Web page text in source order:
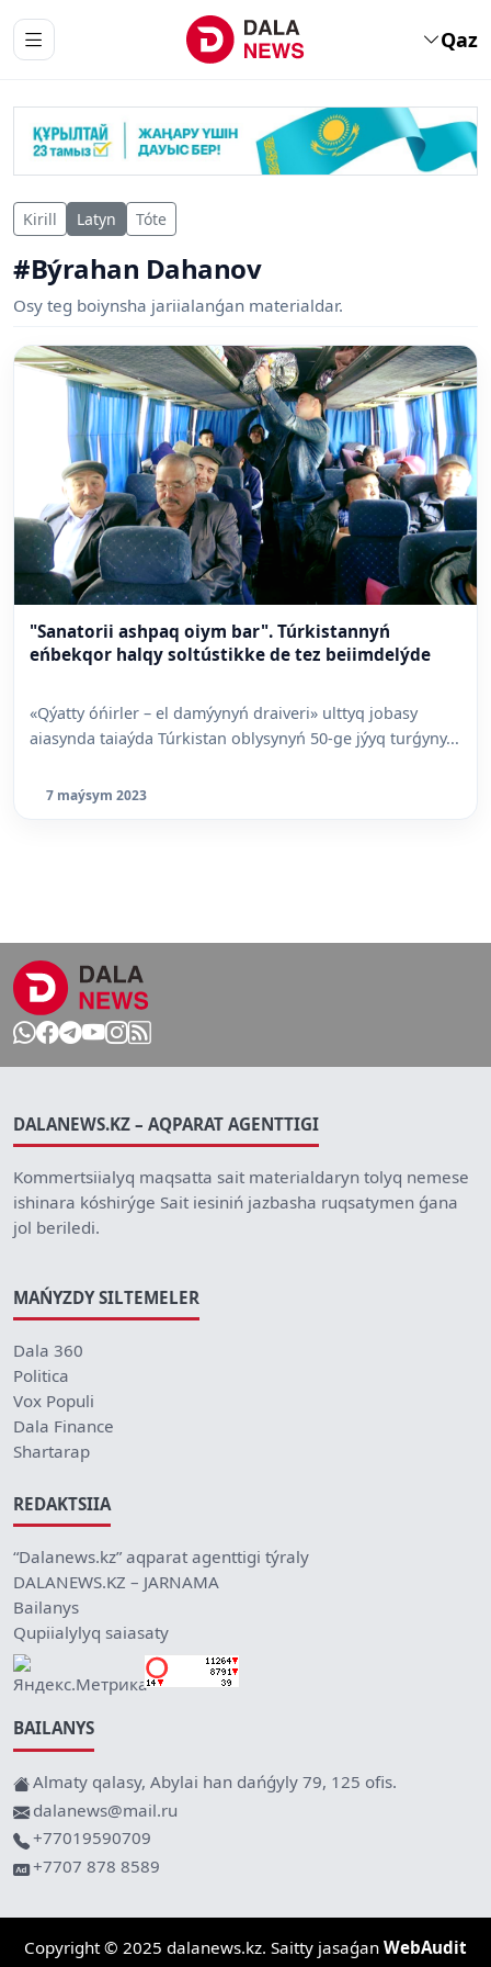
Qaz
Kirill Latyn Tóte
#Býrahan Dahanov
Osy teg boiynsha jariialanǵan materialdar.
"Sanatorii ashpaq oiym bar". Túrkistannyń
eńbekqor halqy soltústikke de tez beiimdelýde
«Qýatty óńirler – el damýynyń draiveri» ulttyq jobasy
aiasynda taiaýda Túrkistan oblysynyń 50-ge jýyq turǵyny...
7 maýsym 2023
DALANEWS.KZ – AQPARAT AGENTTIGI
Kommertsiialyq maqsatta sait materialdaryn tolyq nemese
ishinara kóshirýge Sait iesiniń jazbasha ruqsatymen ǵana
jol beriledi.
MAŃYZDY SILTEMELER
Dala 360
Politica
Vox Populi
Dala Finance
Shartarap
REDAKTSIIA
“Dalanews.kz” aqparat agenttigi týraly
DALANEWS.KZ – JARNAMA
Bailanys
Qupiialylyq saiasaty
BAILANYS
Almaty qalasy, Abylai han dańǵyly 79, 125 ofis.
dalanews@mail.ru
+77019590709
+7707 878 8589
Copyright © 2025 dalanews.kz. Saitty jasaǵan WebAudit